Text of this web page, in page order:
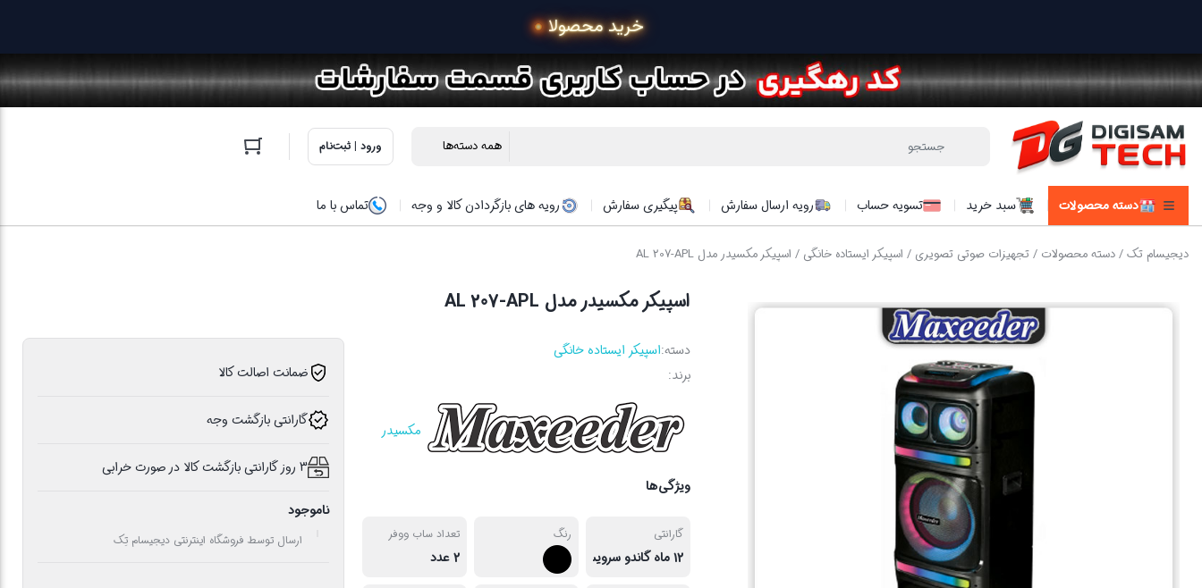
ورود | ثبت‌نام
دسته محصولات سبد خرید تسویه حساب رویه ارسال سفارش پیگیری سفارش رویه های بازگردادن کالا و وجه تماس با ما
دیجیسام تک/دسته محصولات /تجهیزات صوتی تصویری / اسپیکر ایستاده خانگی / اسپیکر مکسیدر مدل AL 207-APL
اسپیکر مکسیدر مدل AL 207-APL
دسته:اسپیکر ایستاده خانگی
برند:
مکسیدر
ویژگی‌ها
گارانتی
12 ماه گاندو سرویس
رنگ تعداد ساب ووفر
2 عدد
ضمانت اصالت کالا
گارانتی بازگشت وجه
3 روز گارانتی بازگشت کالا در صورت خرابی
ناموجود
ارسال توسط فروشگاه اینترنتی دیجیسام تِک
خرید محصولات در 4 قسط با اسنپ پ